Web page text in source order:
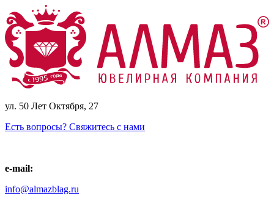
ул. 50 Лет Октября, 27
Есть вопросы? Свяжитесь с нами
e-mail:
info@almazblag.ru